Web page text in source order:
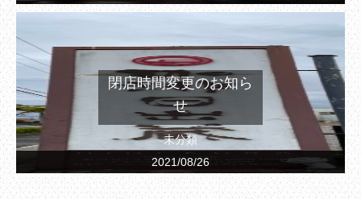
未分類
2021/08/26
閉店時間変更のお知ら
せ